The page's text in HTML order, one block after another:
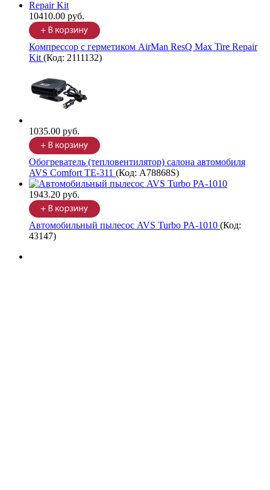
10410.00 руб.
Компрессор с герметиком AirMan ResQ Max Tire Repair
Kit (Код: 2111132)
1035.00 руб.
Обогреватель (тепловентилятор) салона автомобиля
AVS Comfort TE-311 (Код: A78868S)
1943.20 руб.
Автомобильный пылесос AVS Turbo PA-1010 (Код:
43147)